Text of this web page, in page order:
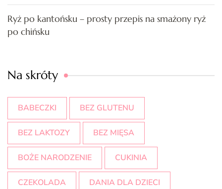
Ryż po kantońsku – prosty przepis na smażony ryż
po chińsku
Na skróty
BABECZKI BEZ GLUTENU
BEZ LAKTOZY BEZ MIĘSA
BOŻE NARODZENIE CUKINIA
CZEKOLADA DANIA DLA DZIECI